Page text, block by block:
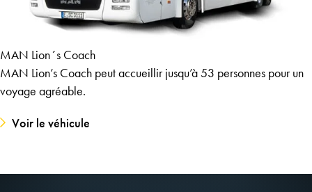
MAN Lion´s Coach
MAN Lion’s Coach peut accueillir jusqu’à 53 personnes pour un
voyage agréable.
Voir le véhicule